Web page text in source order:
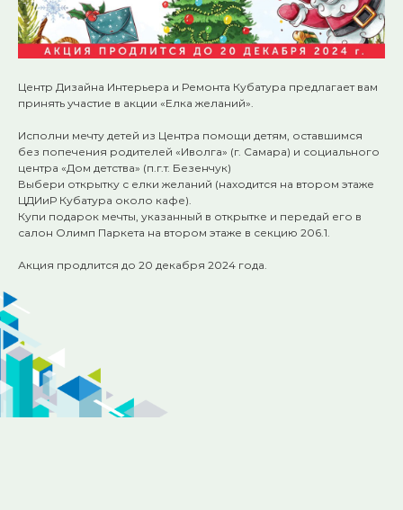
Центр Дизайна Интерьера и Ремонта Кубатура предлагает вам
принять участие в акции «Елка желаний».
Исполни мечту детей из Центра помощи детям, оставшимся
без попечения родителей «Иволга» (г. Самара) и социального
центра «Дом детства» (п.г.т. Безенчук)
Выбери открытку с елки желаний (находится на втором этаже
ЦДИиР Кубатура около кафе).
Купи подарок мечты, указанный в открытке и передай его в
салон Олимп Паркета на втором этаже в секцию 206.1.
Акция продлится до 20 декабря 2024 года.